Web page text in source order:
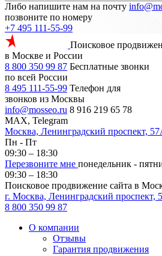
Либо напишите нам на почту
позвоните по номеру
+7 495 111-55-99
Поисковое
в Москве и России
8 800 350 99 87 Бесплатные звонки
по всей России
8 495 111-55-99 Телефон для
звонков из Москвы
info@mosseo.ru 8 916 219 65 78
MAX, Telegram
Москва, Ленинградский проспект,
Пн - Пт
09:30 – 18:30
Перезвоните мне понедельник -
09:30 – 18:30
Поисковое продвижение сайта в
г. Москва, Ленинградский проспект,
8 800 350 99 87
О компании
Отзывы
Гарантия продвижения